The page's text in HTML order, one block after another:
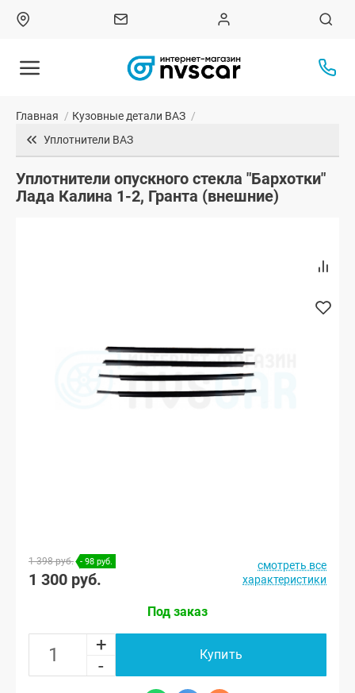
Главная / Кузовные детали ВАЗ /
Уплотнители ВАЗ
Уплотнители опускного стекла "Бархотки"
Лада Калина 1-2, Гранта (внешние)
1 398 руб. - 98 руб.
1 300 руб.
смотреть все
характеристики
Под заказ
+
-
Купить